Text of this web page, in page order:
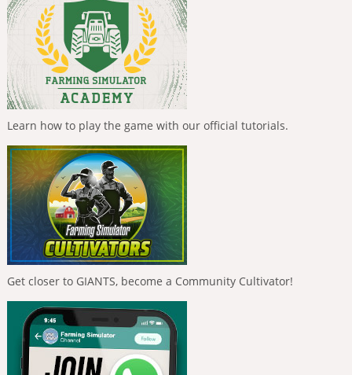
Learn how to play the game with our official tutorials.
Get closer to GIANTS, become a Community Cultivator!